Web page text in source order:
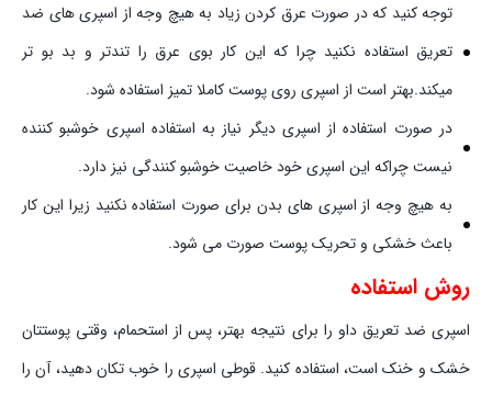
توجه کنید که در صورت عرق کردن زیاد به هیچ وجه از اسپری های ضد
تعریق استفاده نکنید چرا که این کار بوی عرق را تندتر و بد بو تر
میکند.بهتر است از اسپری روی پوست کاملا تمیز استفاده شود.
در صورت استفاده از اسپری دیگر نیاز به استفاده اسپری خوشبو کننده
نیست چراکه این اسپری خود خاصیت خوشبو کنندگی نیز دارد.
به هیچ وجه از اسپری های بدن برای صورت استفاده نکنید زیرا این کار
باعث خشکی و تحریک پوست صورت می شود.
روش استفاده
اسپری ضد تعریق داو را برای نتیجه بهتر، پس از استحمام، وقتی پوست‏تان
خشک و خنک است، استفاده کنید. قوطی اسپری را خوب تکان دهید، آن را